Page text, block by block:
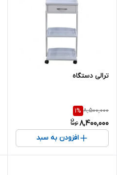
ترالی دستگاه
8,500,000
1%
8,400,000
افزودن به سبد